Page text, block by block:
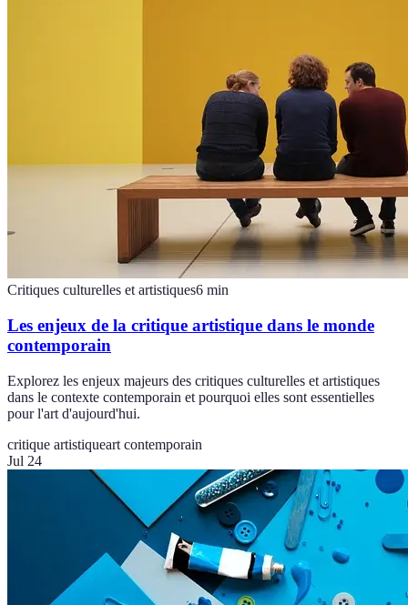
Critiques culturelles et artistiques6 min
Les enjeux de la critique artistique dans le monde
contemporain
Explorez les enjeux majeurs des critiques culturelles et artistiques
dans le contexte contemporain et pourquoi elles sont essentielles
pour l'art d'aujourd'hui.
critique artistiqueart contemporain
Jul 24